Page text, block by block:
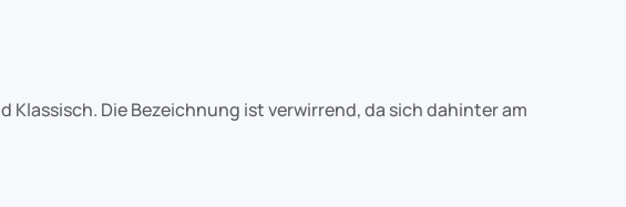
Die Bezeichnung ist verwirrend, da sich dahinter am